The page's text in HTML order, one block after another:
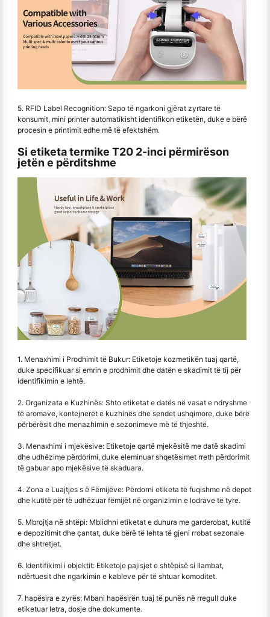
5. RFID Label Recognition: Sapo të ngarkoni gjërat zyrtare të
konsumit, mini printer automatikisht identifikon etiketën, duke e bërë
procesin e printimit edhe më të efektshëm.
Si etiketa termike T20 2-inci përmirëson
jetën e përditshme
1. Menaxhimi i Prodhimit të Bukur: Etiketoje kozmetikën tuaj qartë,
duke specifikuar si emrin e prodhimit dhe datën e skadimit të tij për
identifikimin e lehtë.
2. Organizata e Kuzhinës: Shto etiketat e datës në vasat e ndryshme
të aromave, kontejnerët e kuzhinës dhe sendet ushqimore, duke bërë
përbërësit dhe menazhimin e sezonimeve më të thjeshtë.
3. Menaxhimi i mjekësive: Etiketoje qartë mjekësitë me datë skadimi
dhe udhëzime përdorimi, duke eleminuar shqetësimet rreth përdorimit
të gabuar apo mjekësive të skaduara.
4. Zona e Luajtjes s ë Fëmijëve: Përdorni etiketa të fuqishme në depot
dhe kutitë për të udhëzuar fëmijët në organizimin e lodrave të tyre.
5. Mbrojtja në shtëpi: Mblidhni etiketat e duhura me garderobat, kutitë
e depozitimit dhe çantat, duke bërë të lehta të gjeni rrobat sezonale
dhe shtretjet.
6. Identifikimi i objektit: Etiketoje pajisjet e shtëpisë si llambat,
ndërtuesit dhe ngarkimin e kableve për të shtuar komoditet.
7. hapësira e zyrës: Mbani hapësirën tuaj të punës në rregull duke
etiketuar letra, dosje dhe dokumente.